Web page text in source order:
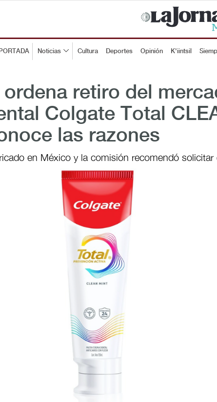
PORTADA Noticias Cultura Deportes Opinión K'iintsil
retiro del
Colgate Total
las razones
en México y la comisión recomendó solicitar